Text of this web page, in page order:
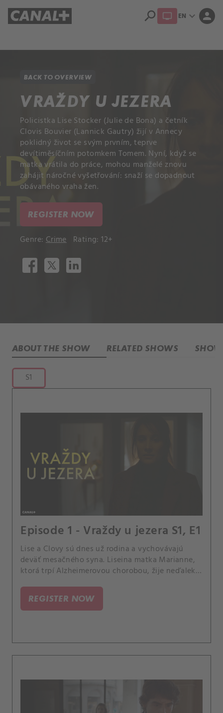
search EN expand_more person
BACK TO OVERVIEW
VRAŽDY U JEZERA
Policistka Lise Stocker (Julie de Bona) a četník
Clovis Bouvier (Lannick Gautry) žijí v Annecy
poklidný život se svým prvním, teprve
devítiměsíčním potomkem Tomem. Nyní, když se
matka vrátila do práce, mohou manželé znovu
zahájit náročné vyšetřování: snaží se dopadnout
obávaného vraha žen.
REGISTER NOW
Genre: Crime Rating: 12+
ABOUT THE SHOW RELATED SHOWS
S1
Episode 1 - Vraždy u jezera S1, E1
Lise a Clovy sú dnes už rodina a vychovávajú
deväť mesačného syna. Liseina matka Marianne,
ktorá trpí Alzheimerovou chorobou, žije neďaleko
okraji jazera.
REGISTER NOW